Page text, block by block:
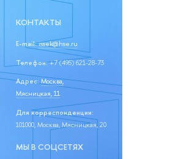
КОНТАКТЫ
E-mail:issek@hse.ru
Телефон:+7 (495) 621-28-73
Адрес: Москва,
Мясницкая, 11
Для корреспонденции:
101000, Москва, Мясницкая, 20
МЫ В СОЦСЕТЯХ